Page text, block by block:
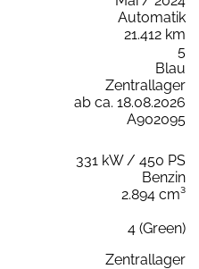
Automatik
21.412 km
5
Blau
Zentrallager
ab ca. 18.08.2026
A902095
331 kW / 450 PS
Benzin
2.894 cm³
4 (Green)
Zentrallager